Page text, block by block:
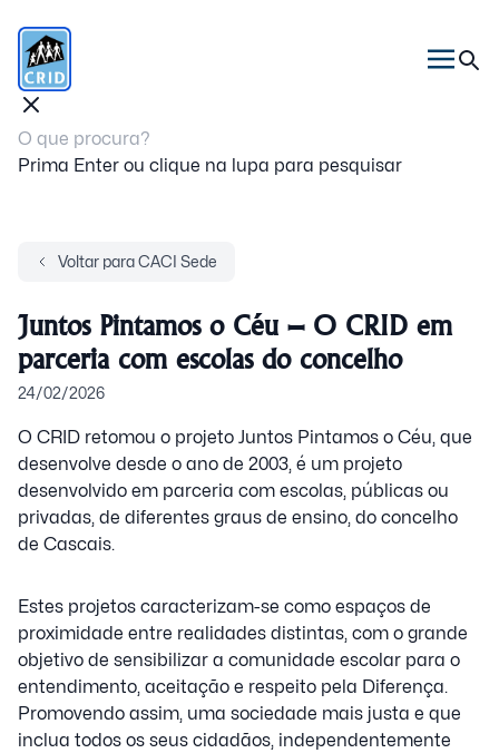
Prima Enter ou clique na lupa para pesquisar
Voltar para CACI Sede
Juntos Pintamos o Céu – O CRID em
parceria com escolas do concelho
24/02/2026
O CRID retomou o projeto Juntos Pintamos o Céu, que
desenvolve desde o ano de 2003, é um projeto
desenvolvido em parceria com escolas, públicas ou
privadas, de diferentes graus de ensino, do concelho
de Cascais.
Estes projetos caracterizam-se como espaços de
proximidade entre realidades distintas, com o grande
objetivo de sensibilizar a comunidade escolar para o
entendimento, aceitação e respeito pela Diferença.
Promovendo assim, uma sociedade mais justa e que
inclua todos os seus cidadãos, independentemente